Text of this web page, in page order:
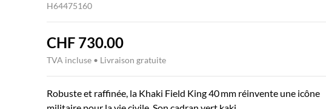
H64475160
CHF 730.00
TVA incluse • Livraison gratuite
Robuste et raffinée, la Khaki Field King 40 mm réinvente une icône